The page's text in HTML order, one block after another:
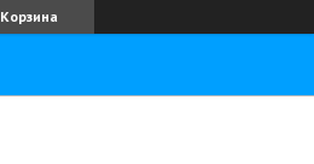
Корзина